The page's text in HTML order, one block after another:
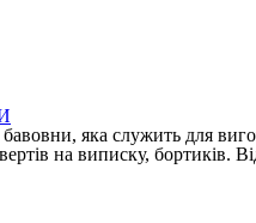
яка служить для
на виписку, бортиків.